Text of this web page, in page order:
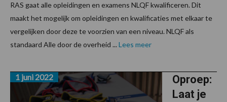
RAS gaat alle opleidingen en examens NLQF kwalificeren. Dit
maakt het mogelijk om opleidingen en kwalificaties met elkaar te
vergelijken door deze te voorzien van een niveau. NLQF als
standaard Alle door de overheid ...Lees meer
Oproep:
Laat je
1 juni 2022